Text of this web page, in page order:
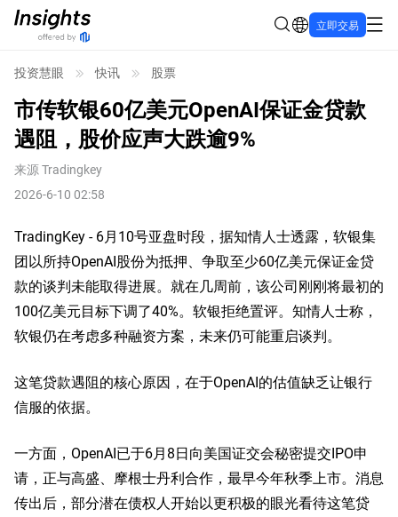
立即交易
投资慧眼 快讯 股票
市传软银60亿美元OpenAI保证金贷款
遇阻，股价应声大跌逾9%
来源Tradingkey
2026-6-10 02:58
TradingKey - 6月10号亚盘时段，据知情人士透露，软银集
团以所持OpenAI股份为抵押、争取至少60亿美元保证金贷
款的谈判未能取得进展。就在几周前，该公司刚刚将最初的
100亿美元目标下调了40%。软银拒绝置评。知情人士称，
软银仍在考虑多种融资方案，未来仍可能重启谈判。
这笔贷款遇阻的核心原因，在于OpenAI的估值缺乏让银行
信服的依据。
一方面，OpenAI已于6月8日向美国证交会秘密提交IPO申
请，正与高盛、摩根士丹利合作，最早今年秋季上市。消息
传出后，部分潜在债权人开始以更积极的眼光看待这笔贷